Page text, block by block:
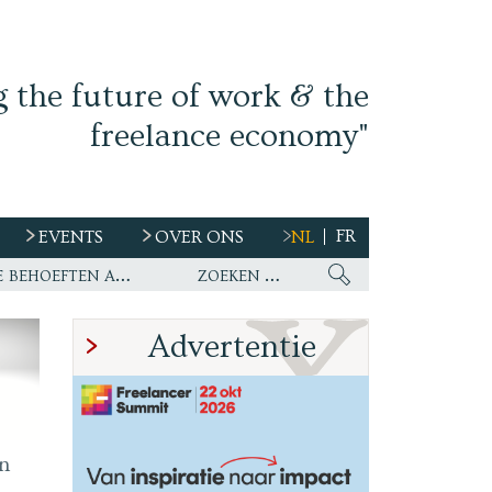
the future of work & the
freelance economy"
EVENTS OVER ONS NL FR
Ework nu wereldwijde partner van WirelessCar’s talentstrategie en toekomstige behoeften aan personeel
Advertentie